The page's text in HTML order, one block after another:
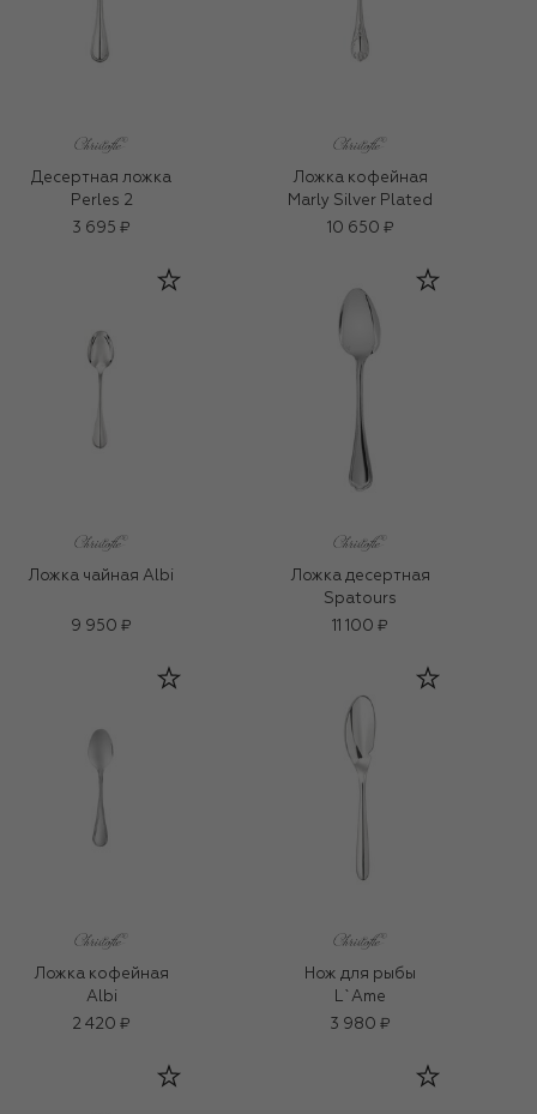
Десертная ложка
Perles 2
3 695 ₽
Ложка кофейная
Marly Silver Plated
10 650 ₽
Ложка чайная Albi
9 950 ₽
Ложка десертная
Spatours
11 100 ₽
Ложка кофейная
Albi
2 420 ₽
Нож для рыбы
L`Ame
3 980 ₽